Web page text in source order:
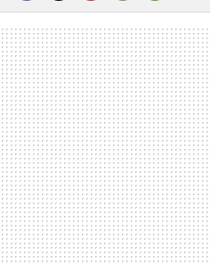
FACEBOOK
TWITTERFLIPBOARD
E-
MAIL
WHATSAPP